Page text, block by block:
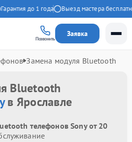
до 1 года Выезд мастера бесплатно
Позвонить
Заявка
Замена модуля Bluetooth
Bluetooth
в Ярославле
телефонов Sony от 20